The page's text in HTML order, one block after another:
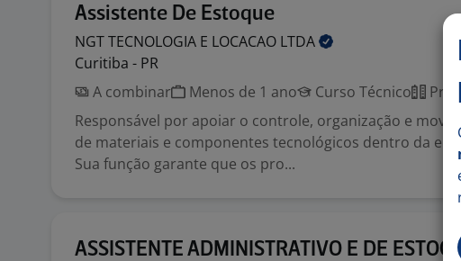
Assistente De Estoque
NGT TECNOLOGIA E LOCACAO LTDA
Curitiba - PR
A combinar
Menos de 1 ano Curso Técnico
Responsável por apoiar o controle, organização e
de materiais e componentes tecnológicos dentro da
Sua função garante que os pro...
ASSISTENTE ADMINISTRATIVO E DE